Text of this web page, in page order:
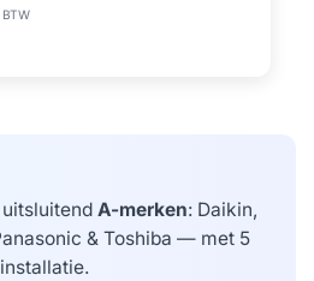
BTW
uitsluitendA-merken: Daikin,
& Toshiba — met 5